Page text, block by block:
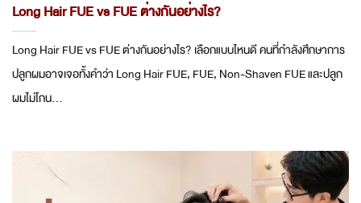
Long Hair FUE vs FUE ต่างกันอย่างไร?
Long Hair FUE vs FUE ต่างกันอย่างไร? เลือกแบบไหนดี คนที่กำลังศึกษาการ
ปลูกผมอาจเจอทั้งคำว่า Long Hair FUE, FUE, Non-Shaven FUE และปลูก
ผมไม่โกน...